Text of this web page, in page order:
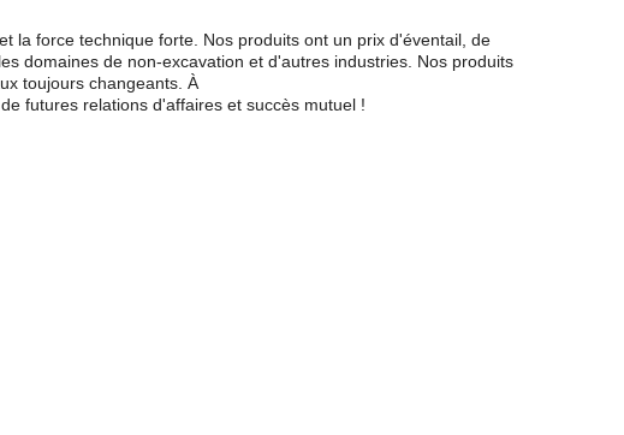
la force technique forte. Nos produits ont un prix d'éventail, de
domaines de non-excavation et d'autres industries. Nos produits
toujours changeants. À
futures relations d'affaires et succès mutuel !